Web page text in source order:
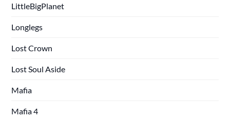
LittleBigPlanet
Longlegs
Lost Crown
Lost Soul Aside
Mafia
Mafia 4